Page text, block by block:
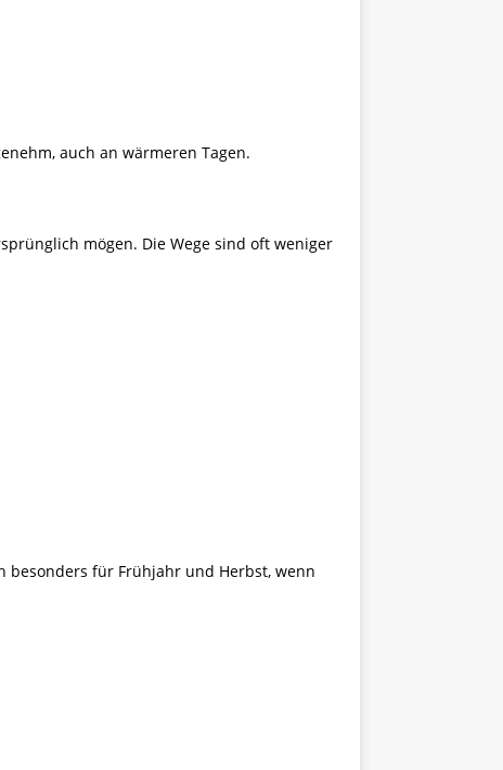
auch an wärmeren Tagen.
mögen. Die Wege sind oft weniger
besonders für Frühjahr und Herbst, wenn